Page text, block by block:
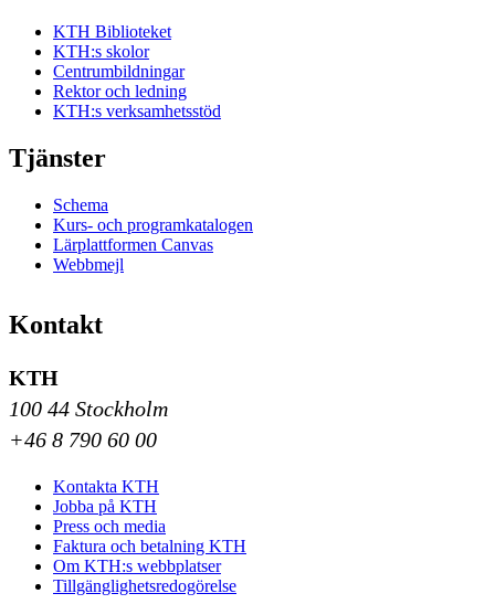
KTH Biblioteket
KTH:s skolor
Centrumbildningar
Rektor och ledning
KTH:s verksamhetsstöd
Tjänster
Schema
Kurs- och programkatalogen
Lärplattformen Canvas
Webbmejl
Kontakt
KTH
100 44 Stockholm
+46 8 790 60 00
Kontakta KTH
Jobba på KTH
Press och media
Faktura och betalning KTH
Om KTH:s webbplatser
Tillgänglighetsredogörelse